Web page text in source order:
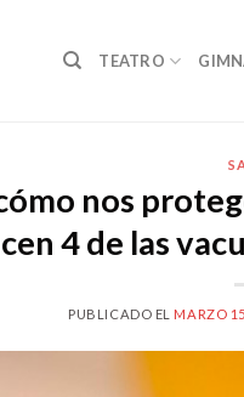
TEATRO
nos
4 de las
PUBLICADO EL MARZO